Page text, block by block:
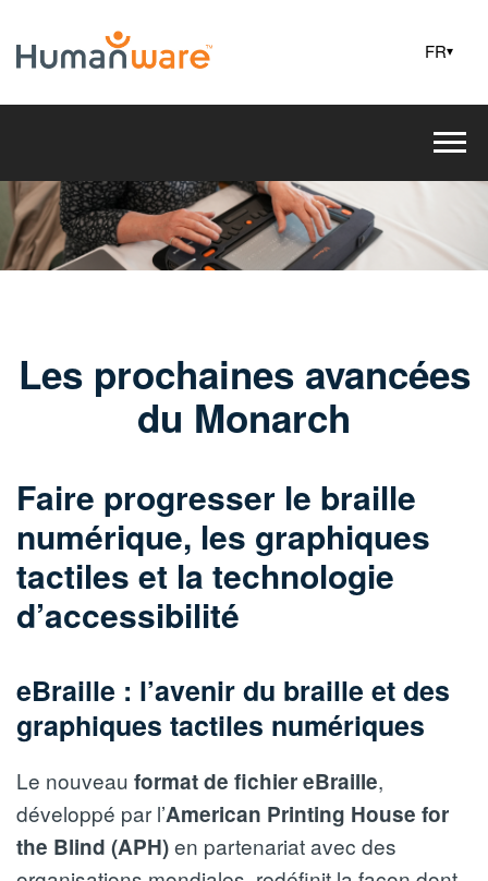
FR▾
Les prochaines avancées
du Monarch
Faire progresser le braille
numérique, les graphiques
tactiles et la technologie
d’accessibilité
eBraille : l’avenir du braille et des
graphiques tactiles numériques
Le nouveau format de fichier eBraille,
développé par l’American Printing House for
the Blind (APH)en partenariat avec des